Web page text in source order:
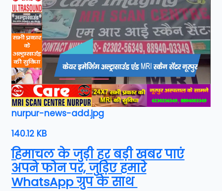
nurpur-news-add.jpg
140.12 KB
हिमाचल के जुड़ी हर बड़ी खबर पाएं
अपने फोन पर, जुड़िए हमारे
WhatsApp ग्रुप के साथ